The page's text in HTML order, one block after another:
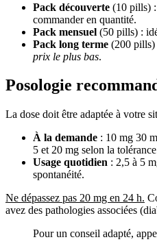
Pack découverte (10 pills)
commander en quantité.
Pack mensuel (50 pills) :
Pack long terme (200 pills)
prix le plus bas.
Posologie
La dose doit être adaptée à votre
À la demande : 10 mg 30
5 et 20 mg selon la
Usage quotidien : 2,5 à 5
spontanéité.
Ne dépassez pas 20 mg en 24 h.
avez des pathologies associées
Pour un conseil adapté,